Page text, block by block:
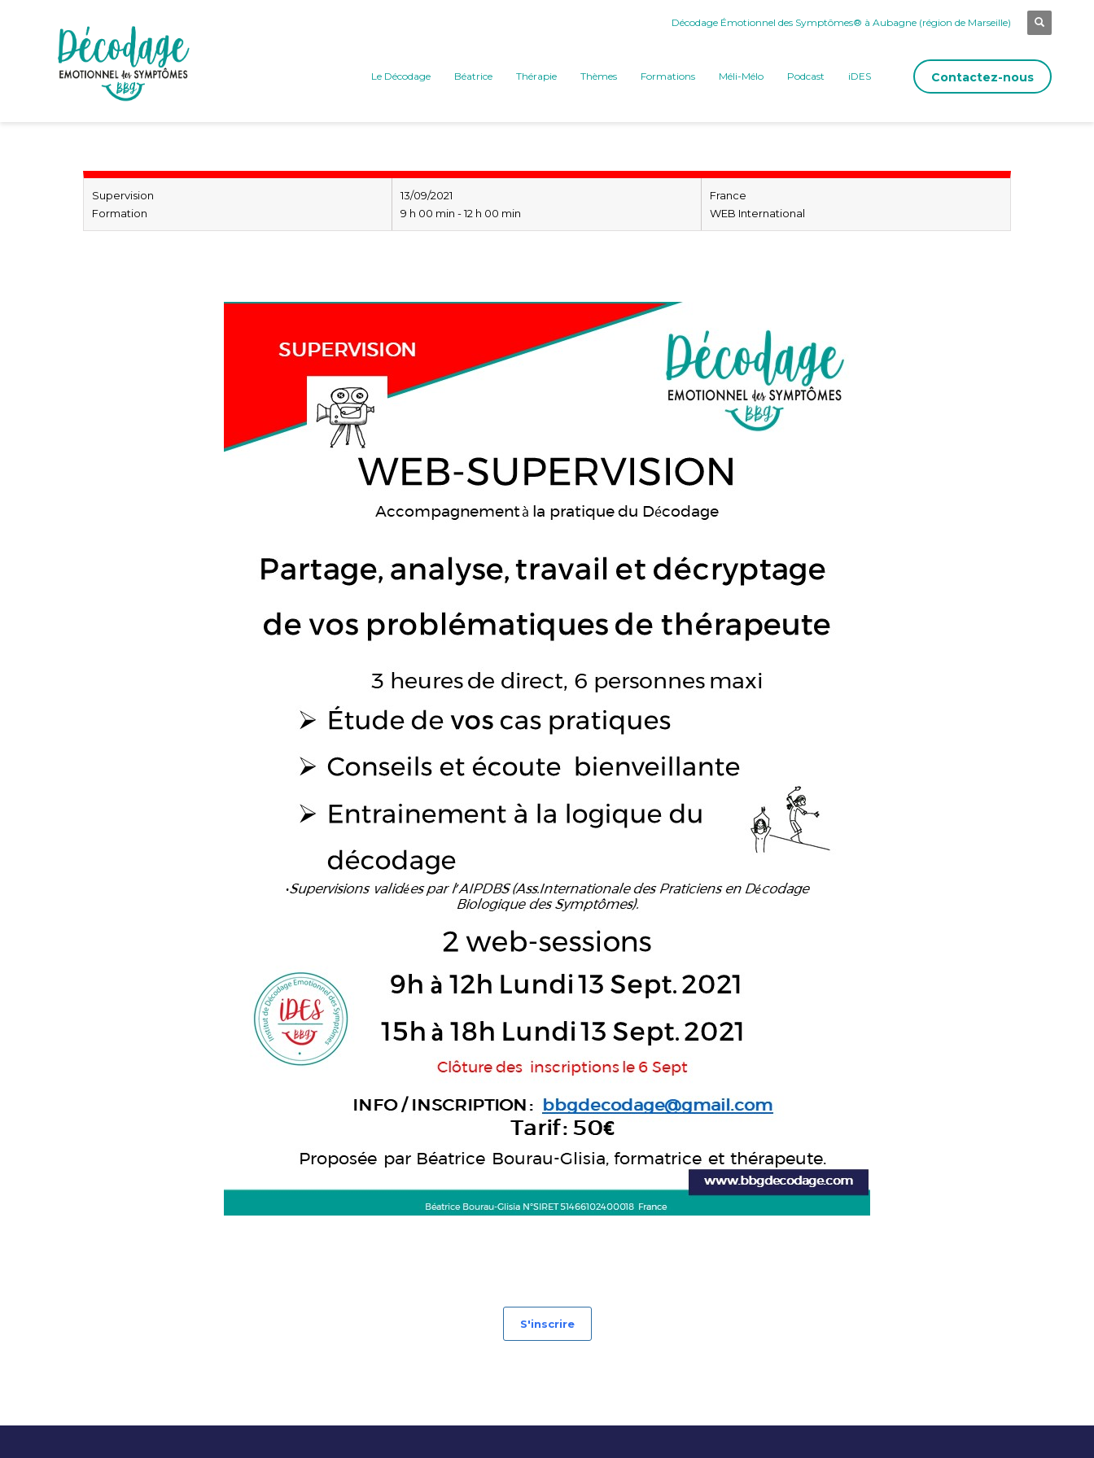
Décodage Émotionnel des Symptômes® à Aubagne (région de Marseille)
Le Décodage Béatrice Thérapie Thèmes Formations Méli-Mélo Podcast iDES Contactez-nous
Supervision
Formation
13/09/2021
9 h 00 min - 12 h 00 min
France
WEB International
S'inscrire